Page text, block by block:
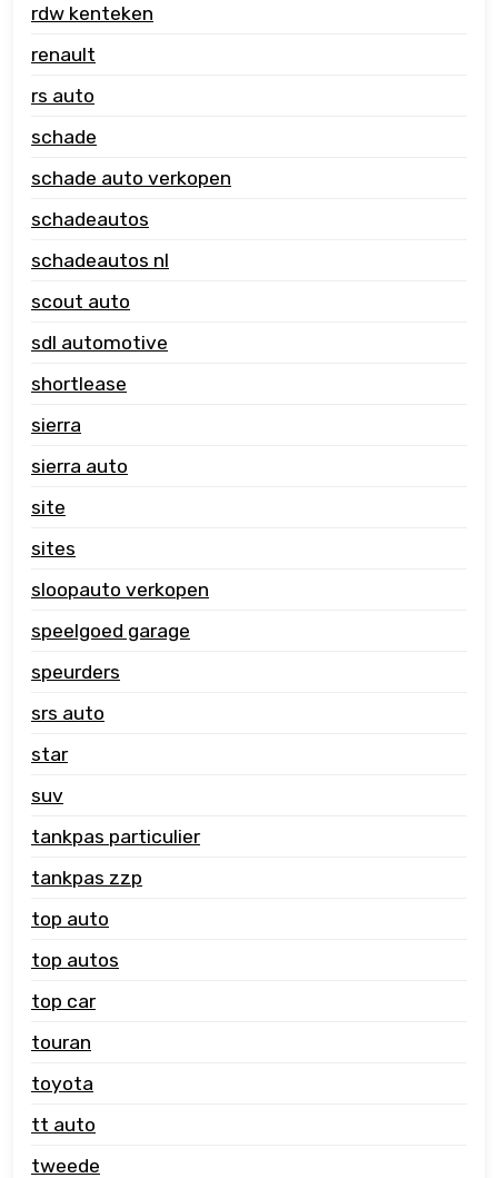
rdw kenteken
renault
rs auto
schade
schade auto verkopen
schadeautos
schadeautos nl
scout auto
sdl automotive
shortlease
sierra
sierra auto
site
sites
sloopauto verkopen
speelgoed garage
speurders
srs auto
star
suv
tankpas particulier
tankpas zzp
top auto
top autos
top car
touran
toyota
tt auto
tweede